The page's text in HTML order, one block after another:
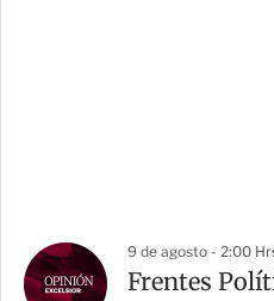
9 de agosto - 2:00
Frentes